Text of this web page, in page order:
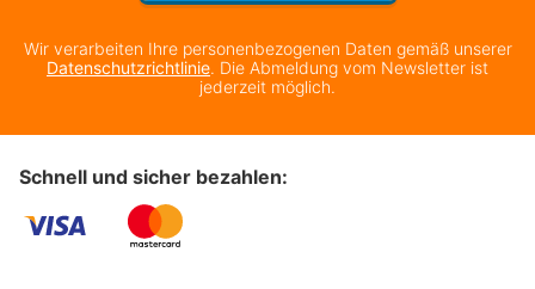
Wir verarbeiten Ihre personenbezogenen Daten gemäß unserer
Datenschutzrichtlinie. Die Abmeldung vom Newsletter ist
jederzeit möglich.
Schnell und sicher bezahlen: